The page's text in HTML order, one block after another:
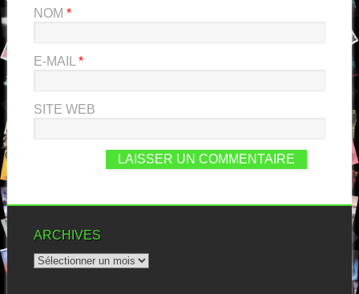
NOM *
E-MAIL *
SITE WEB
ARCHIVES